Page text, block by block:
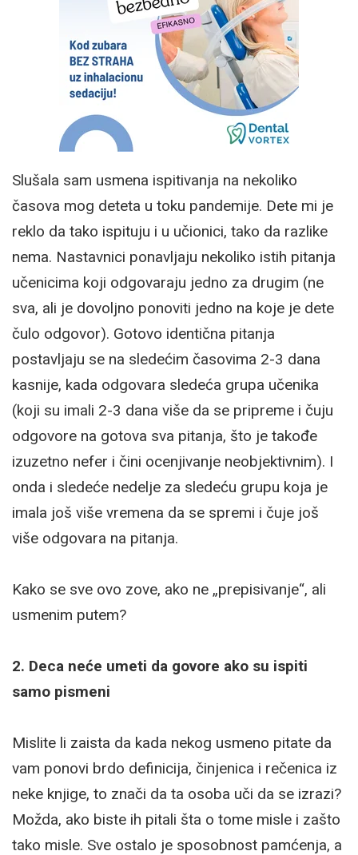
Slušala sam usmena ispitivanja na nekoliko
časova mog deteta u toku pandemije. Dete mi je
reklo da tako ispituju i u učionici, tako da razlike
nema. Nastavnici ponavljaju nekoliko istih pitanja
učenicima koji odgovaraju jedno za drugim (ne
sva, ali je dovoljno ponoviti jedno na koje je dete
čulo odgovor). Gotovo identična pitanja
postavljaju se na sledećim časovima 2-3 dana
kasnije, kada odgovara sledeća grupa učenika
(koji su imali 2-3 dana više da se pripreme i čuju
odgovore na gotova sva pitanja, što je takođe
izuzetno nefer i čini ocenjivanje neobjektivnim). I
onda i sledeće nedelje za sledeću grupu koja je
imala još više vremena da se spremi i čuje još
više odgovara na pitanja.
Kako se sve ovo zove, ako ne „prepisivanje“, ali
usmenim putem?
2. Deca neće umeti da govore ako su ispiti
samo pismeni
Mislite li zaista da kada nekog usmeno pitate da
vam ponovi brdo definicija, činjenica i rečenica iz
neke knjige, to znači da ta osoba uči da se izrazi?
Možda, ako biste ih pitali šta o tome misle i zašto
tako misle. Sve ostalo je sposobnost pamćenja, a